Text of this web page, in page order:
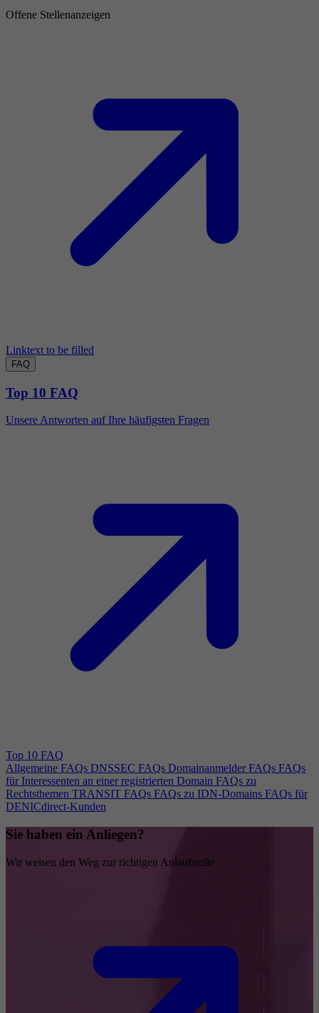
Offene Stellenanzeigen
Linktext to be filled
FAQ
Top 10 FAQ
Unsere Antworten auf Ihre häufigsten Fragen
Top 10 FAQ
Allgemeine FAQs DNSSEC FAQs Domainanmelder FAQs FAQs
für Interessenten an einer registrierten Domain FAQs zu
Rechtsthemen TRANSIT FAQs FAQs zu IDN-Domains FAQs für
DENICdirect-Kunden
Sie haben ein Anliegen?
Wir weisen den Weg zur richtigen Anlaufstelle